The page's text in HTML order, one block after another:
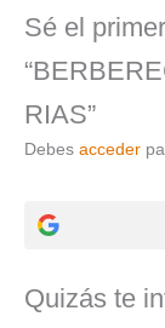
Sé el
RIAS”
Debes acceder
Quizás te